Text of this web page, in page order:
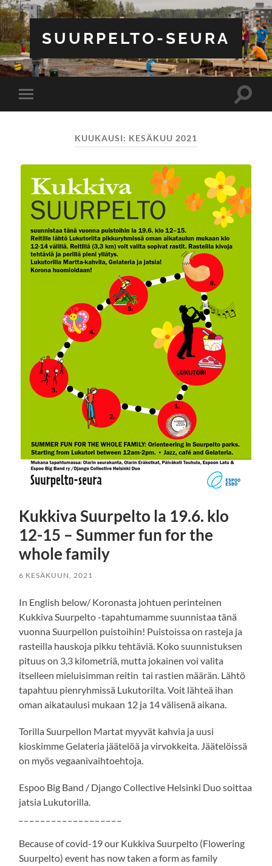
SUURPELTO-SEURA
Toggle
mobile
Toggle
KUUKAUSI: KESÄKUU 2021
Kukkiva Suurpelto la 19.6. klo
12-15 – Summer fun for the
whole family
6 KESÄKUUN, 2021
In English below/ Koronasta johtuen perinteinen
Kukkiva Suurpelto -tapahtumamme suunnistaa tänä
vuonna Suurpellon puistoihin! Puistoissa on rasteja ja
rasteilla hauskoja pikku tehtäviä. Koko suunnistuksen
pituus on 3,3 kilometriä, mutta jokainen voi valita
itselleen mieluisimman reitin tai rastien määrän. Lähtö
tapahtuu pienryhmissä Lukutorilta. Voit lähteä ihan
oman aikataulusi mukaan 12 ja 14 välisenä aikana.
Torilla Suurpellon Martat myyvät kahvia ja uusi
kioskimme Gelateria jäätelöä ja virvokkeita. Jäätelöissä
on myös vegaanivaihtoehtoja.
Espoo Big Band / Django Collective Helsinki Duo soittaa
jatsia Lukutorilla.
Because of covid-19 our Kukkiva Suurpelto (Flowering
Suurpelto) event has now taken a form as family